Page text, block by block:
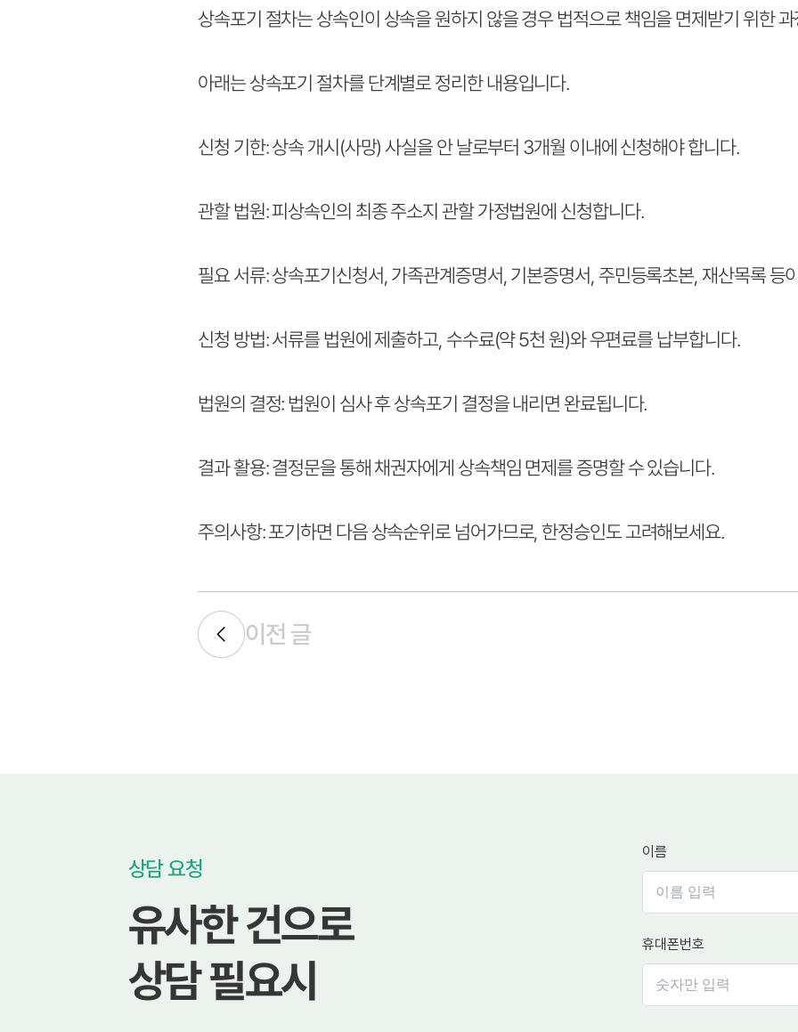
상속포기 절차는 상속인이 상속을 원하지 않을 경우 법적으로 책임을 면제받기 위한
아래는 상속포기 절차를 단계별로 정리한 내용입니다.
신청 기한: 상속 개시(사망) 사실을 안 날로부터 3개월 이내에 신청해야 합니다.
관할 법원: 피상속인의 최종 주소지 관할 가정법원에 신청합니다.
필요 서류: 상속포기신청서, 가족관계증명서, 기본증명서, 주민등록초본, 재산목록 등
신청 방법: 서류를 법원에 제출하고, 수수료(약 5천 원)와 우편료를 납부합니다.
법원의 결정: 법원이 심사 후 상속포기 결정을 내리면 완료됩니다.
결과 활용: 결정문을 통해 채권자에게 상속책임 면제를 증명할 수 있습니다.
주의사항: 포기하면 다음 상속순위로 넘어가므로, 한정승인도 고려해보세요.
이전 글
상담 요청
유사한 건으로
상담 필요시
이름
휴대폰번호